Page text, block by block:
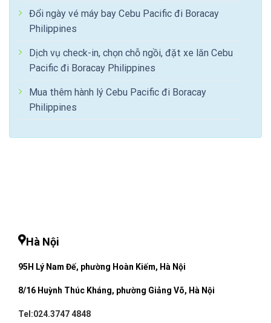
Đổi ngày vé máy bay Cebu Pacific đi Boracay
Philippines
Dịch vụ check-in, chọn chỗ ngồi, đặt xe lăn Cebu
Pacific đi Boracay Philippines
Mua thêm hành lý Cebu Pacific đi Boracay
Philippines
Hà Nội
95H Lý Nam Đế, phường Hoàn Kiếm, Hà Nội
8/16 Huỳnh Thúc Kháng, phường Giảng Võ, Hà Nội
Tel:024.3747 4848